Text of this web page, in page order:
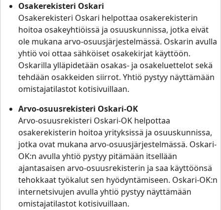
Osakerekisteri Oskari
Osakerekisteri Oskari helpottaa osakerekisterin
hoitoa osakeyhtiöissä ja osuuskunnissa, jotka eivät
ole mukana arvo-osuusjärjestelmässä. Oskarin avulla
yhtiö voi ottaa sähköiset osakekirjat käyttöön.
Oskarilla ylläpidetään osakas- ja osakeluettelot sekä
tehdään osakkeiden siirrot. Yhtiö pystyy näyttämään
omistajatilastot kotisivuillaan.
Arvo-osuusrekisteri Oskari-OK
Arvo-osuusrekisteri Oskari-OK helpottaa
osakerekisterin hoitoa yrityksissä ja osuuskunnissa,
jotka ovat mukana arvo-osuusjärjestelmässä. Oskari-
OK:n avulla yhtiö pystyy pitämään itsellään
ajantasaisen arvo-osuusrekisterin ja saa käyttöönsä
tehokkaat työkalut sen hyödyntämiseen. Oskari-OK:n
internetsivujen avulla yhtiö pystyy näyttämään
omistajatilastot kotisivuillaan.